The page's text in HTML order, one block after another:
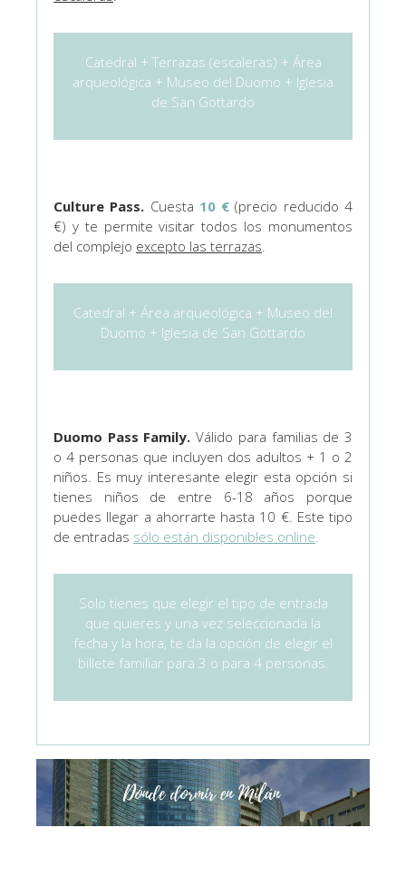
Catedral + Terrazas (escaleras) + Área
arqueológica + Museo del Duomo + Iglesia
de San Gottardo
Culture Pass. Cuesta 10 € (precio reducido 4
€) y te permite visitar todos los monumentos
del complejo excepto las terrazas.
Catedral + Área arqueológica + Museo del
Duomo + Iglesia de San Gottardo
Duomo Pass Family. Válido para familias de 3
o 4 personas que incluyen dos adultos + 1 o 2
niños. Es muy interesante elegir esta opción si
tienes niños de entre 6-18 años porque
puedes llegar a ahorrarte hasta 10 €. Este tipo
de entradas sólo están disponibles online.
Solo tienes que elegir el tipo de entrada
que quieres y una vez seleccionada la
fecha y la hora, te da la opción de elegir el
billete familiar para 3 o para 4 personas.